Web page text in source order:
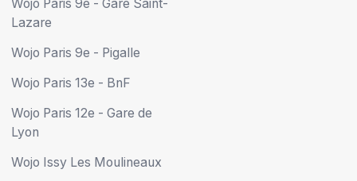
Wojo Paris 9e - Gare Saint-
Lazare
Wojo Paris 9e - Pigalle
Wojo Paris 13e - BnF
Wojo Paris 12e - Gare de
Lyon
Wojo Issy Les Moulineaux